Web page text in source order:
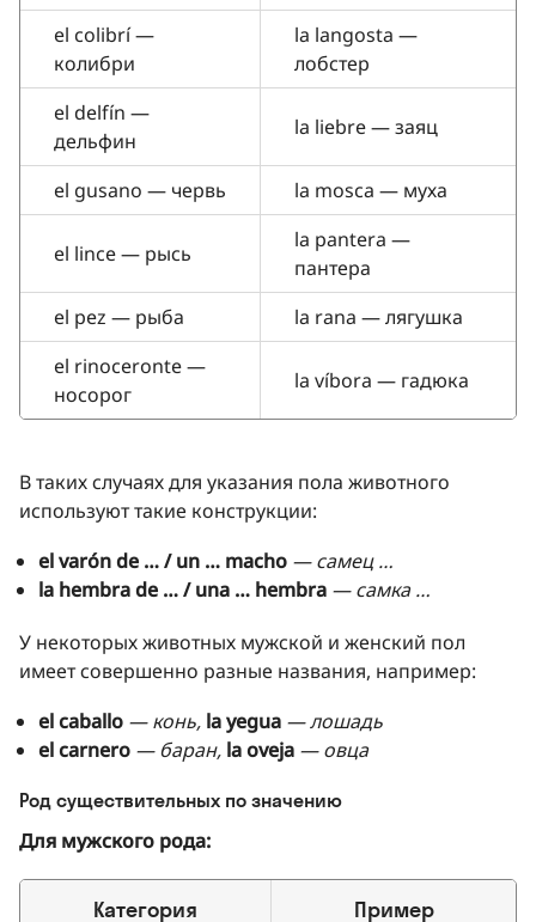
el colibrí —
колибри
la langosta —
лобстер
el delfín —
дельфин
la liebre — заяц
el gusano — червь la mosca — муха
el lince — рысь
la pantera —
пантера
el pez — рыба
la rana — лягушка
el rinoceronte —
носорог
la víbora — гадюка
В таких случаях для указания пола животного
используют такие конструкции:
el varón de … / un … macho — самец …
la hembra de … / una … hembra — самка …
У некоторых животных мужской и женский пол
имеет совершенно разные названия, например:
el caballo — конь, la yegua — лошадь
el carnero — баран, la oveja — овца
Род существительных по значению
Для мужского рода:
Категория Пример